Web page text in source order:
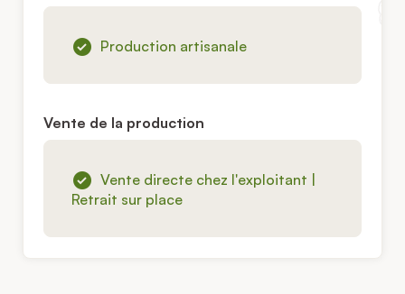
Production artisanale
Vente de la production
Vente directe chez l'exploitant |
Retrait sur place